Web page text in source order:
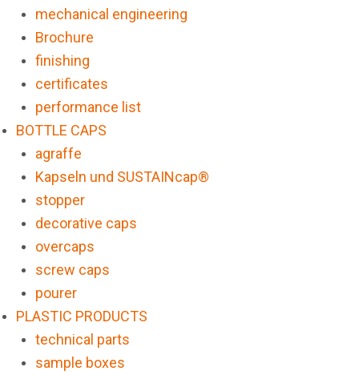
mechanical engineering
Brochure
finishing
certificates
performance list
BOTTLE CAPS
agraffe
Kapseln und SUSTAINcap®
stopper
decorative caps
overcaps
screw caps
pourer
PLASTIC PRODUCTS
technical parts
sample boxes